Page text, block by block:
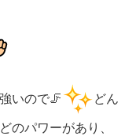
いので🦵 どん
のパワーがあり、